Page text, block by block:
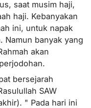
saat musim haji,
haji. Kebanyakan
ini, untuk napak
Namun banyak yang
akan
bersejarah
SAW
" Pada hari ini